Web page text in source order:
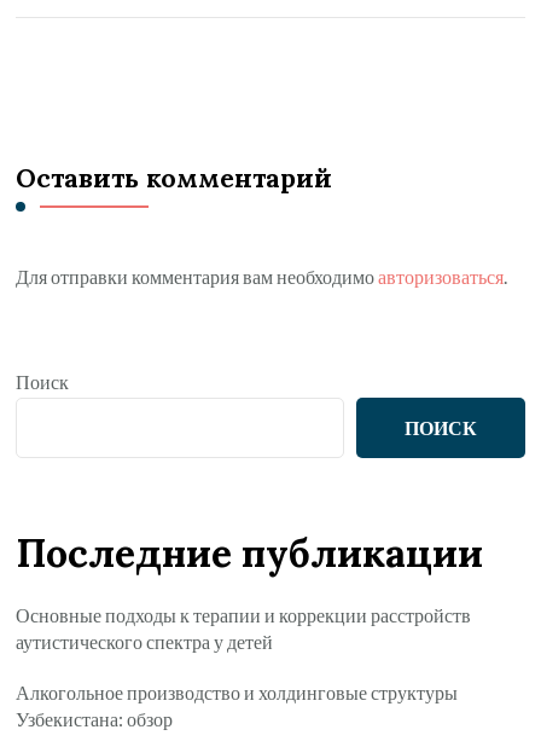
Оставить комментарий
Для отправки комментария вам необходимоавторизоваться.
Поиск
ПОИСК
Последние публикации
Основные подходы к терапии и коррекции расстройств
аутистического спектра у детей
Алкогольное производство и холдинговые структуры
Узбекистана: обзор